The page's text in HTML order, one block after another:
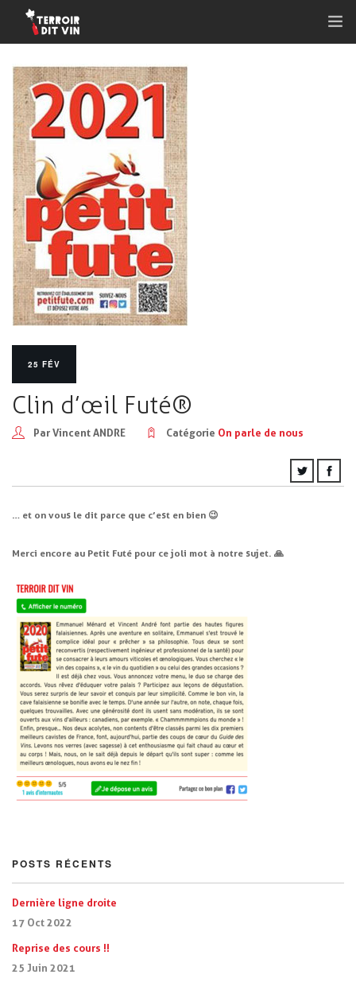
ACCUEIL
QUI SOMMES-NOUS ?
NOS ACTIVITÉS
NOS VIGNERONS ET PRODUCTEURS
NOTRE ACTU
NOS ABONNEMENTS
CONTACT
25 FÉV
Clin d’œil Futé®
Par Vincent ANDRE Catégorie On parle de nous
… et on vous le dit parce que c’est en bien 😉
Merci encore au Petit Futé pour ce joli mot à notre sujet. 🙏
POSTS RÉCENTS
Dernière ligne droite
17 Oct 2022
Reprise des cours !!
25 Juin 2021